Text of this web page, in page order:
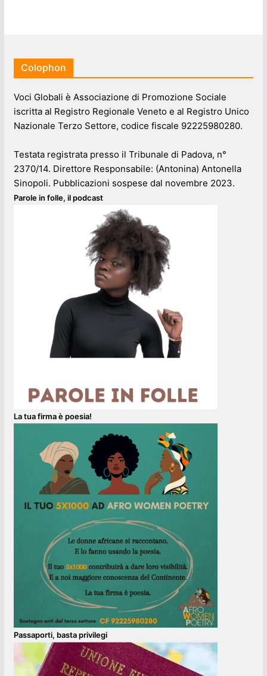
Colophon
Voci Globali è Associazione di Promozione Sociale
iscritta al Registro Regionale Veneto e al Registro Unico
Nazionale Terzo Settore, codice fiscale 92225980280.
Testata registrata presso il Tribunale di Padova, n°
2370/14. Direttore Responsabile: (Antonina) Antonella
Sinopoli. Pubblicazioni sospese dal novembre 2023.
Parole in folle, il podcast
La tua firma è poesia!
Passaporti, basta privilegi